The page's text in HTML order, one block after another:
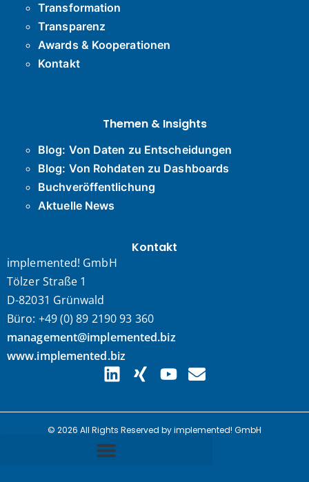
Transformation
Transparenz
Awards & Kooperationen
Kontakt
Themen & Insights
Blog: Von Daten zu Entscheidungen
Blog: Von Rohdaten zu Dashboards
Buchveröffentlichung
Aktuelle News
Kontakt
implemented! GmbH
Tölzer Straße 1
D-82031 Grünwald
Büro: +49 (0) 89 2190 93 360
management@implemented.biz
www.implemented.biz
© 2026 All Rights Reserved by implemented! GmbH